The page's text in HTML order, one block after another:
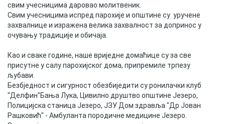
Туризам
Спорт
ЦИВИЛНА ЗАШТИТА
КОНТАКТ
свим учесницима даровао молитвеник.
Свим учесницима испред парохије и општине су уручене
захвалнице и изражена велика захвалност за допринос у
очувању традиције и обичаја.
Као и сваке године, наше вриједне домаћице су за све
присутне у салу парохијског дома, припремиле трпезу
љубави.
Безбједност и сигурност обезбиједити су ронилачки клуб
"Делфин"Бања Лука, Цивилно друштво општине Језеро,
Полицијска станица Језеро, ЈЗУ Дом здравља "Др Јован
Рашковић" - Амбуланта породичне медицине Језеро.